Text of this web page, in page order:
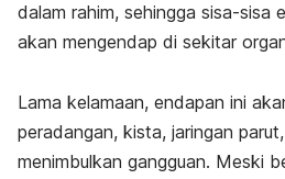
dalam rahim, sehingga sisa-sisa
akan mengendap di sekitar
Lama kelamaan, endapan ini
peradangan, kista, jaringan
menimbulkan gangguan. Meski